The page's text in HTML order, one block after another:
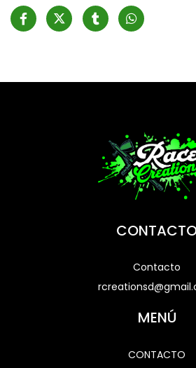
Contacto
MENÚ
CONTACTO